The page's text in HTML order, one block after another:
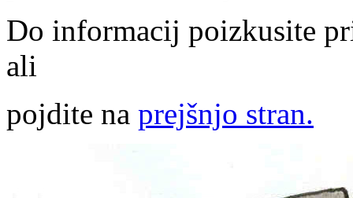
Do informacij poizkusite
ali
pojdite na prejšnjo stran.